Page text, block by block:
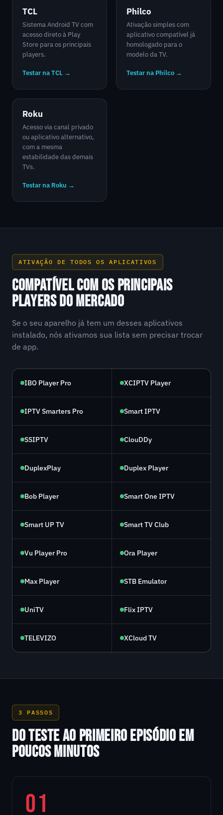
TCL
Sistema Android TV com
acesso direto à Play
Store para os principais
players.
Testar na TCL →
Philco
Ativação simples com
aplicativo compatível já
homologado para o
modelo da TV.
Testar na Philco →
Roku
Acesso via canal privado
ou aplicativo alternativo,
com a mesma
estabilidade das demais
TVs.
Testar na Roku →
ATIVAÇÃO DE TODOS OS APLICATIVOS
COMPATÍVEL COM OS PRINCIPAIS
PLAYERS DO MERCADO
Se o seu aparelho já tem um desses aplicativos
instalado, nós ativamos sua lista sem precisar trocar
de app.
IBO Player Pro XCIPTV Player
IPTV Smarters Pro Smart IPTV
SSIPTV ClouDDy
DuplexPlay Duplex Player
Bob Player Smart One IPTV
Smart UP TV Smart TV Club
Vu Player Pro Ora Player
Max Player STB Emulator
UniTV Flix IPTV
TELEVIZO XCloud TV
3 PASSOS
DO TESTE AO PRIMEIRO EPISÓDIO EM
POUCOS MINUTOS
01